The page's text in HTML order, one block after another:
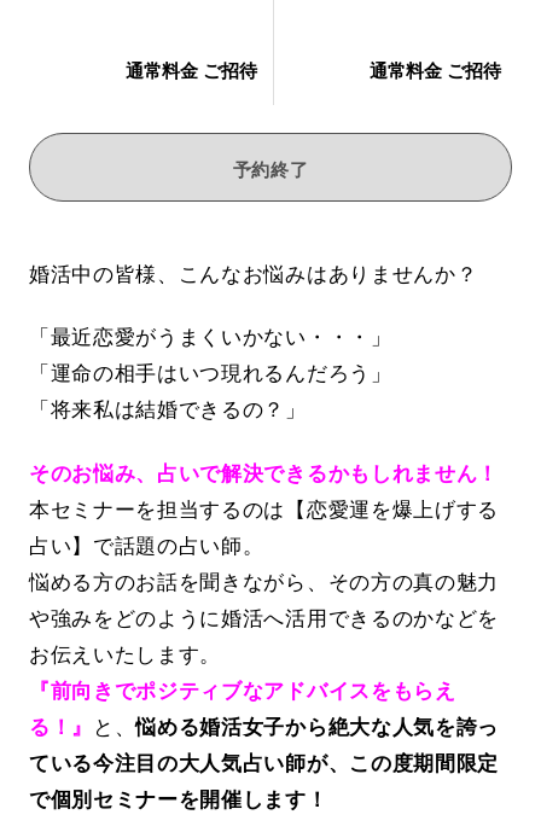
通常料金 ご招待 通常料金 ご招待
予約終了
婚活中の皆様、こんなお悩みはありませんか？
「最近恋愛がうまくいかない・・・」
「運命の相手はいつ現れるんだろう」
「将来私は結婚できるの？」
そのお悩み、占いで解決できるかもしれません！
本セミナーを担当するのは【恋愛運を爆上げする
占い】で話題の占い師。
悩める方のお話を聞きながら、その方の真の魅力
や強みをどのように婚活へ活用できるのかなどを
お伝えいたします。
『前向きでポジティブなアドバイスをもらえ
る！』
と、悩める婚活女子から絶大な人気を誇っ
ている今注目の大人気占い師が、この度期間限定
で個別セミナーを開催します！